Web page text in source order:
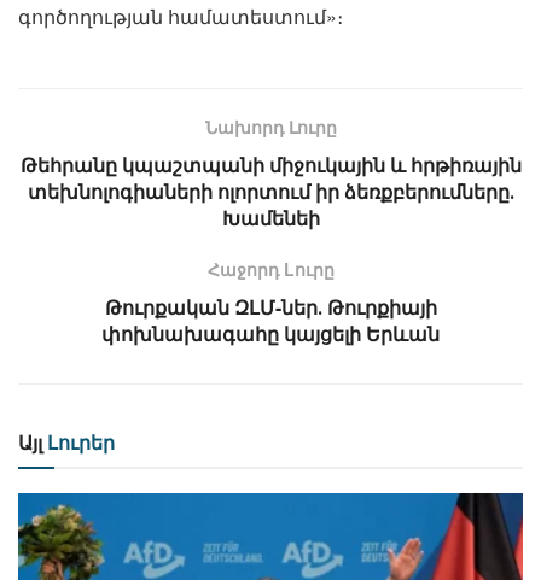
գործողության համատեստում»։
Նախորդ Լուրը
Թեհրանը կպաշտպանի միջուկային և հրթիռային
տեխնոլոգիաների ոլորտում իր ձեռքբերումները․
Խամենեի
Հաջորդ Lուրը
Թուրքական ԶԼՄ-ներ․ Թուրքիայի
փոխնախագահը կայցելի Երևան
Այլ Լուրեր